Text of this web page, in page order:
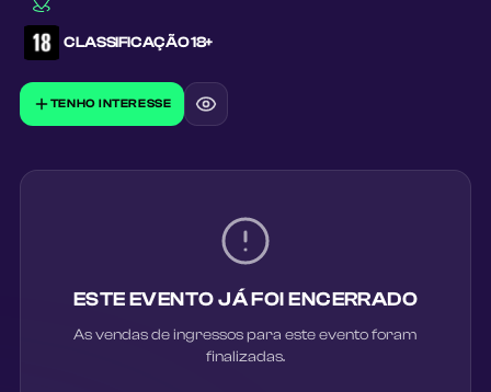
CLASSIFICAÇÃO18+
TENHO INTERESSE
ESTE EVENTO JÁ FOI ENCERRADO
As vendas de ingressos para este evento foram
finalizadas.